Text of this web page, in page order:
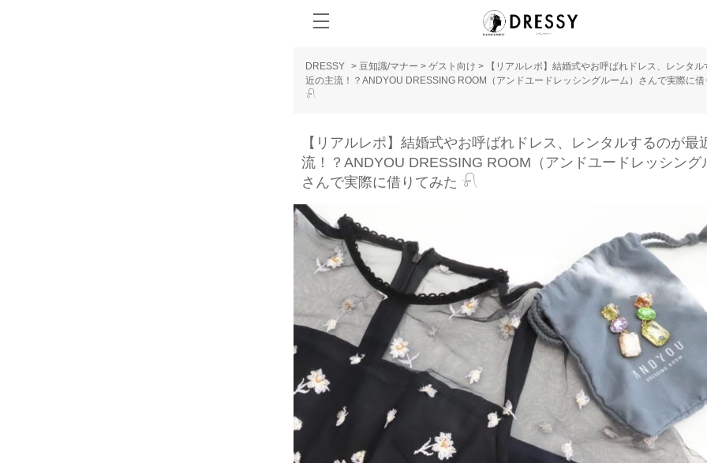
DRESSY > 豆知識/マナー > ゲスト向け >
【リアルレポ】結婚式やお呼ばれドレス、レンタル
近の主流！？ANDYOU DRESSING ROOM（アンドユードレッシングルーム）さんで実際に借
𓍯
【リアルレポ】結婚式やお呼ばれドレス、レンタルするのが最
流！？ANDYOU DRESSING ROOM（アンドユードレッシング
さんで実際に借りてみた 𓍯